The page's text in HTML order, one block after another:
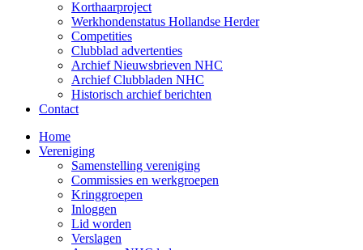
Korthaarproject
Werkhondenstatus Hollandse Herder
Competities
Clubblad advertenties
Archief Nieuwsbrieven NHC
Archief Clubbladen NHC
Historisch archief berichten
Contact
Home
Vereniging
Samenstelling vereniging
Commissies en werkgroepen
Kringgroepen
Inloggen
Lid worden
Verslagen